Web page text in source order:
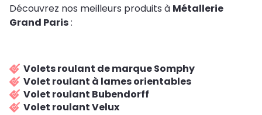
Découvrez nos meilleurs produits à Métallerie
Grand Paris:
Volets roulant de marque Somphy
Volet roulant à lames orientables
Volet roulant Bubendorff
Volet roulant Velux